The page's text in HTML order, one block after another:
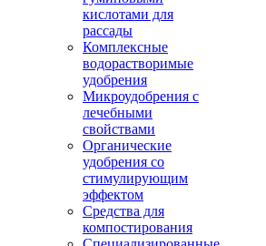
кислотами для
рассады
Комплексные
водорастворимые
удобрения
Микроудобрения с
лечебными
свойствами
Органические
удобрения со
стимулирующим
эффектом
Средства для
компостирования